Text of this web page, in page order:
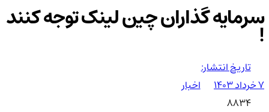
سرمایه گذاران چین لینک توجه کنند
تاریخ انتشار:
۷ خرداد ۱۴۰۳
اخبار
8834